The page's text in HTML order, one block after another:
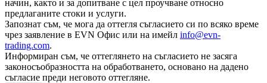
начин, както и за допитване с цел проучване относно
предлаганите стоки и услуги.
Запознат съм, че мога да оттегля съгласието си по всяко време
чрез заявление в EVN Офис или на имейл info@evn-
trading.com.
Информиран съм, че оттеглянето на съгласието не засяга
законосъобразността на обработването, основано на дадено
съгласие преди неговото оттегляне.